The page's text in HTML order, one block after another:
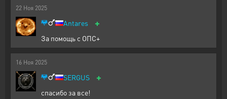
22 Ноя 2025
Antares +
За помощь с ОПС+
16 Ноя 2025
SERGUS +
спасибо за все!